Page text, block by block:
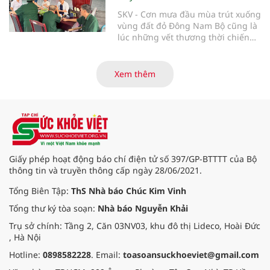
SKV - Cơn mưa đầu mùa trút xuống
vùng đất đỏ Đông Nam Bộ cũng là
lúc những vết thương thời chiến
binh và người có công Long Đất
đem đến hơi ấm từ những phương
pháp Nam y thuần Việt, giúp xoa
dịu cơn đau và nâng cao sức khỏe
cho các cựu chiến binh trước sự
thay đổi đột ngột của thời tiết.
Xem thêm
Giấy phép hoạt động báo chí điện tử số 397/GP-BTTTT của Bộ
thông tin và truyền thông cấp ngày 28/06/2021.
Tổng Biên Tập: ThS Nhà báo Chúc Kim Vinh
Tổng thư ký tòa soạn: Nhà báo Nguyễn Khải
Trụ sở chính: Tầng 2, Căn 03NV03, khu đô thị Lideco, Hoài Đức
, Hà Nội
Hotline: 0898582228. Email: toasoansuckhoeviet@gmail.com